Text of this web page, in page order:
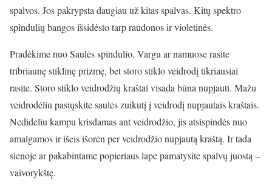
spalvos. Jos pakrypsta daugiau už kitas spalvas. Kitų spektro
spindulių bangos išsidėsto tarp raudonos ir violetinės.
Pradėkime nuo Saulės spindulio. Vargu ar namuose rasite
tribriaunę stiklinę prizmę, bet storo stiklo veidrodį tikriausiai
rasite. Storo stiklo veidrodžių kraštai visada būna nupjauti. Mažu
veidrodėliu pasiųskite saulės zuikutį į veidrodį nupjautais kraštais.
Nedideliu kampu krisdamas ant veidrodžio, jis atsispindės nuo
amalgamos ir išeis išorėn per veidrodžio nupjautą kraštą. Ir tada
sienoje ar pakabintame popieriaus lape pamatysite spalvų juostą –
vaivorykštę.